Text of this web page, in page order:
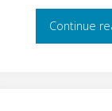
Continue